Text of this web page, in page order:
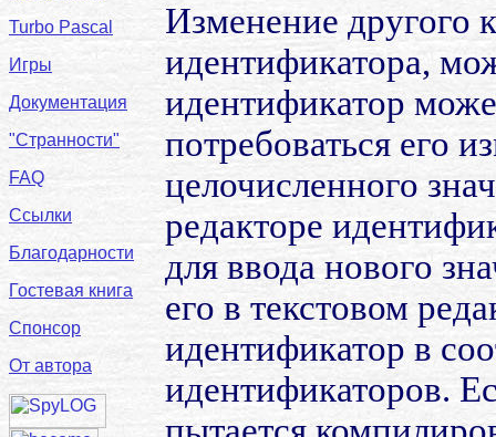
Turbo Pascal
Игры
Документация
"Странности"
FAQ
Ссылки
Благодарности
Гостевая книга
Спонсор
От автора
Изменение другого
идентификатора,
идентификатор
потребоваться его
целочисленного
редакторе
для ввода нового
его в текстовом
идентификатор в
идентификаторов.